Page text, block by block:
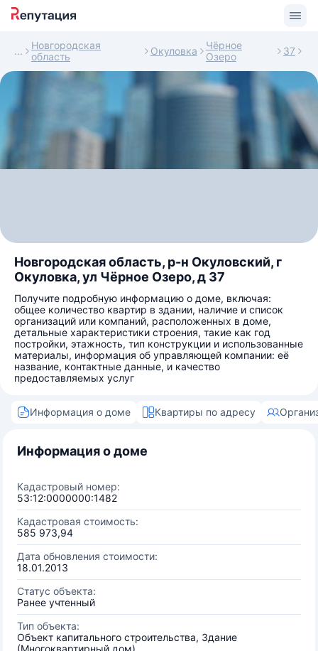
Новгородская
область
Окуловка
Чёрное
Озеро
37
Новгородская область, р-н Окуловский, г
Окуловка, ул Чёрное Озеро, д 37
Получите подробную информацию о доме, включая:
общее количество квартир в здании, наличие и список
организаций или компаний, расположенных в доме,
детальные характеристики строения, такие как год
постройки, этажность, тип конструкции и использованные
материалы, информация об управляющей компании: её
название, контактные данные, и качество
предоставляемых услуг
Информация о доме Квартиры по адресу
Информация о доме
Кадастровый номер:
53:12:0000000:1482
Кадастровая стоимость:
585 973,94
Дата обновления стоимости:
18.01.2013
Статус объекта:
Ранее учтенный
Тип объекта:
Объект капитального строительства, Здание
(Многоквартирный дом)